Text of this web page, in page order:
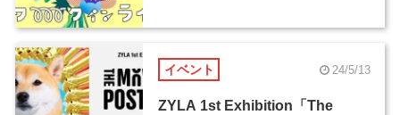
イベント 24/5/13
ZYLA 1st Exhibition「The